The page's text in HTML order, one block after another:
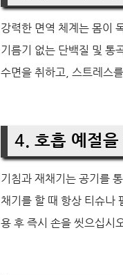
강력한 면역 체계는 몸이
기름기 없는 단백질 및 통
수면을 취하고, 스트레스
4. 호흡 예절을
기침과 재채기는 공기를
채기를 할 때 항상 티슈나
용 후 즉시 손을 씻으십시